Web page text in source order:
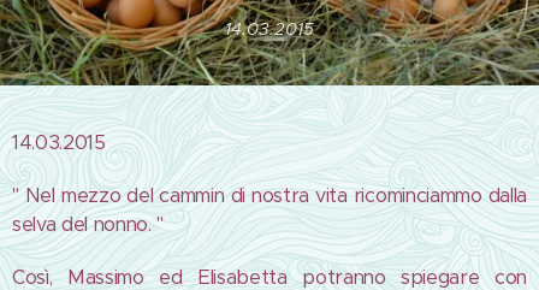
14.03.2015
14.03.2015
" Nel mezzo del cammin di nostra vita ricominciammo dalla
selva del nonno. "
Così, Massimo ed Elisabetta potranno spiegare con